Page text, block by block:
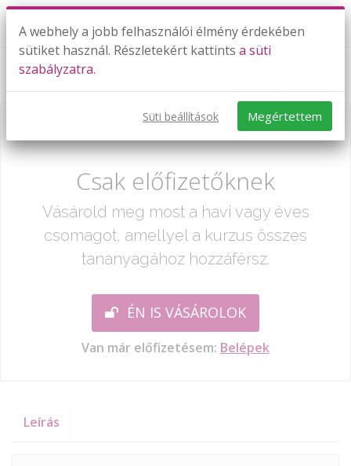
Már csak egy lépés:
Csak előfizetőknek
Vásárold meg most a havi vagy éves
csomagot, amellyel a kurzus összes
tananyagához hozzáférsz.
ÉN IS VÁSÁROLOK
Van már előfizetésem: Belépek
Leírás
A webhely a jobb felhasználói élmény érdekében
sütiket használ. Részletekért kattints a süti
szabályzatra.
Süti beállítások Megértettem